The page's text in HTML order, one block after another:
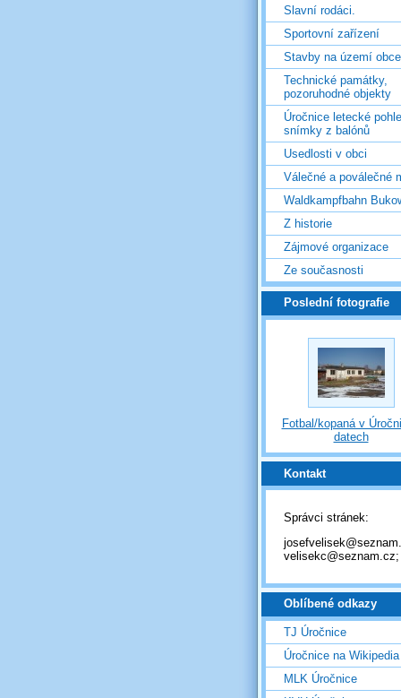
Slavní rodáci.
Sportovní zařízení
Stavby na území obce
Technické památky,
pozoruhodné objekty
Úročnice letecké
snímky z balónů
Usedlosti v obci
Válečné a poválečné
Waldkampfbahn
Z historie
Zájmové organizace
Ze současnosti
Poslední fotografie
Fotbal/kopaná v
datech
Kontakt
Správci stránek:
velisekc@seznam.cz;
Oblíbené odkazy
TJ Úročnice
Úročnice na Wikipedia
MLK Úročnice